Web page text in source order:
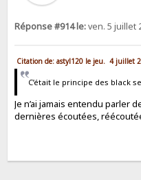
Réponse #914 le:ven. 5 juillet
Citation de: astyl120 le jeu. 4 juillet
C’était le principe des black
Je n’ai jamais entendu parler
dernières écoutées,